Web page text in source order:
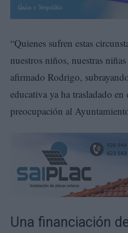
“Quienes sufren estas
nuestros niños, nuestras
afirmado Rodrigo,
educativa ya ha trasladado en
preocupación al
Una financiación